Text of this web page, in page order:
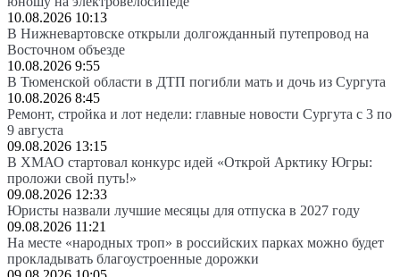
10.08.2026 10:13
В Нижневартовске открыли долгожданный путепровод на
Восточном объезде
10.08.2026 9:55
В Тюменской области в ДТП погибли мать и дочь из Сургута
10.08.2026 8:45
Ремонт, стройка и лот недели: главные новости Сургута с 3 по
9 августа
09.08.2026 13:15
В ХМАО стартовал конкурс идей «Открой Арктику Югры:
проложи свой путь!»
09.08.2026 12:33
Юристы назвали лучшие месяцы для отпуска в 2027 году
09.08.2026 11:21
На месте «народных троп» в российских парках можно будет
прокладывать благоустроенные дорожки